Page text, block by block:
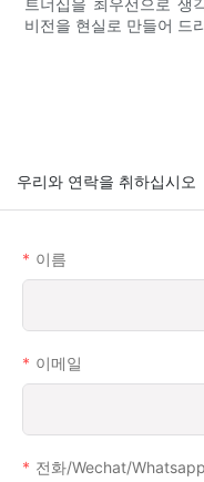
비전을 현실로 만들어 드
우리와 연락을 취하십시오
이름
이메일
전화/wechat/whatsapp